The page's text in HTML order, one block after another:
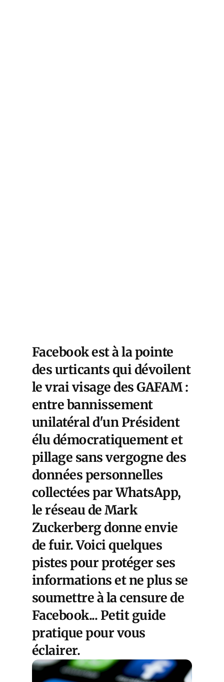
Facebook est à la pointe
des urticants qui dévoilent
le vrai visage des GAFAM :
entre bannissement
unilatéral d'un Président
élu démocratiquement et
pillage sans vergogne des
données personnelles
collectées par WhatsApp,
le réseau de Mark
Zuckerberg donne envie
de fuir. Voici quelques
pistes pour protéger ses
informations et ne plus se
soumettre à la censure de
Facebook... Petit guide
pratique pour vous
éclairer.